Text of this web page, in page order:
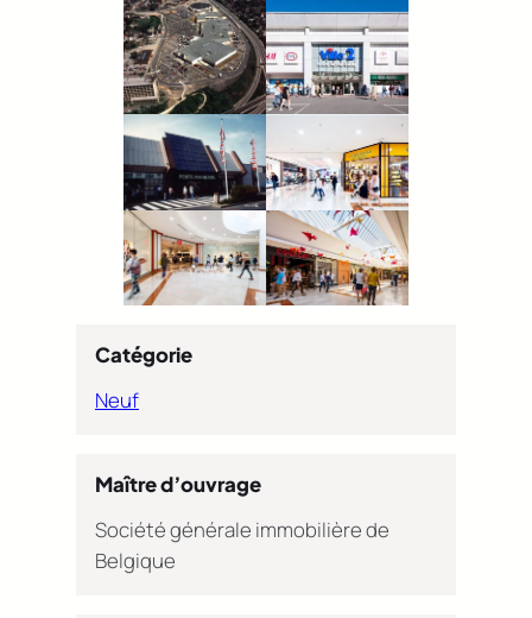
Catégorie
Neuf
Maître d’ouvrage
Société générale immobilière de
Belgique